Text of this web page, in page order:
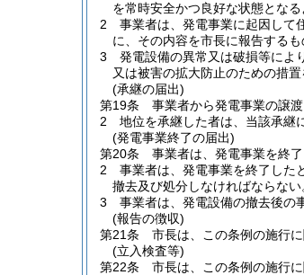
を常時安全かつ良好な状態とな
2
事業者は、発電事業に起因して
に、その内容を市長に報告するも
3
発電設備の異常又は破損等によ
又は被害の拡大防止のための措置
(承継の届出)
第19条
事業者から発電事業の譲
2
地位を承継した者は、当該承継
(発電事業終了の届出)
第20条
事業者は、発電事業を終
2
事業者は、発電事業を終了した
撤去及び処分しなければならない
3
事業者は、発電設備の撤去後の
(報告の徴収)
第21条
市長は、この条例の施行
(立入検査等)
第22条
市長は、この条例の施行